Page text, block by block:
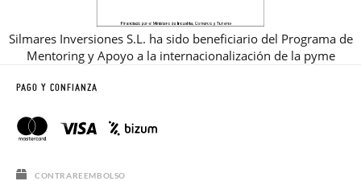
Silmares Inversiones S.L. ha sido beneficiario del Programa de
Mentoring y Apoyo a la internacionalización de la pyme
PAGO Y CONFIANZA
CONTRAREEMBOLSO